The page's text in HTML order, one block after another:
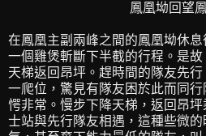
鳳凰坳回望
在鳳凰主副兩峰之間的鳳凰坳休息
一個雞煲斬斷下半截的行程。是
天梯返回昂坪。趕時間的隊友先
一爬位，驚見有隊友困於此而同
愕非常。慢步下降天梯，返回昂
士站與先行隊友相遇，這種些微